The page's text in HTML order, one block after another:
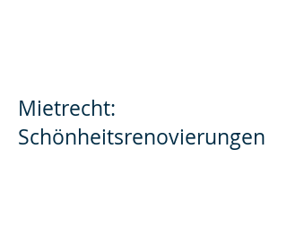
Mietrecht:
Schönheitsrenovierungen